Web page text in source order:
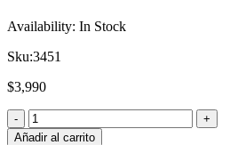
Availability: In Stock
Sku:3451
$3,990
Añadir al carrito